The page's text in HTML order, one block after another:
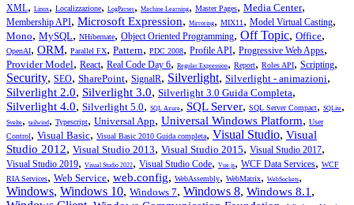
XML, Linux, Localizzazione, LogParser, Machine Learning, Master Pages, Media Center,
Membership API, Microsoft Expression, Mirroring, MIX11, Model Virtual Casting,
Mono, MySQL, NHibernate, Object Oriented Programming, Off Topic, Office,
OpenAI, ORM, Parallel FX, Pattern, PDC 2008, Profile API, Progressive Web Apps,
Provider Model, React, Real Code Day 6, Regular Expression, Report, Roles API, Scripting,
Security, SEO, SharePoint, SignalR, Silverlight, Silverlight - animazioni,
Silverlight 2.0, Silverlight 3.0, Silverlight 3.0 Guida Completa,
Silverlight 4.0, Silverlight 5.0, SQL Azure, SQL Server, SQL Server Compact, SQLite,
Svelte, tailwind, Typescript, Universal App, Universal Windows Platform, User
Control, Visual Basic, Visual Basic 2010 Guida completa, Visual Studio, Visual
Studio 2012, Visual Studio 2013, Visual Studio 2015, Visual Studio 2017,
Visual Studio 2019, Visual Studio 2022, Visual Studio Code, Vue.js, WCF Data Services, WCF
RIA Services, Web Service, web.config, WebAssembly, WebMatrix, WebSockets,
Windows, Windows 10, Windows 7, Windows 8, Windows 8.1,